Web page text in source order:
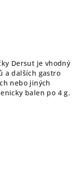
Dersut je vhodný
a dalších gastro
nebo jiných
balen po 4 g.